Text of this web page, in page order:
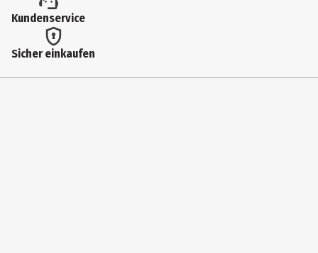
Lizenz (spw)
Funko Others
Hersteller
Kundenservice
Sicher einkaufen